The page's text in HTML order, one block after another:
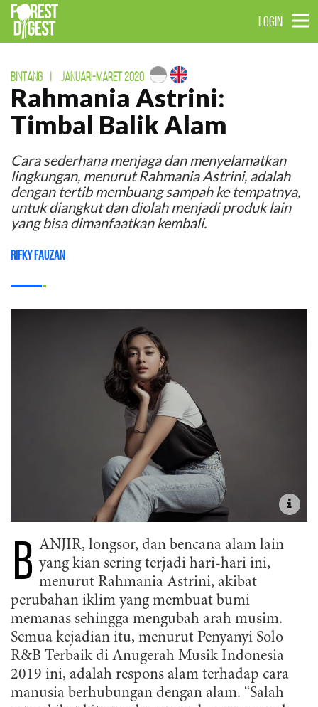
LOGIN
BINTANG JANUARI-MARET 2020
Rahmania Astrini:
Timbal Balik Alam
Cara sederhana menjaga dan menyelamatkan
lingkungan, menurut Rahmania Astrini, adalah
dengan tertib membuang sampah ke tempatnya,
untuk diangkut dan diolah menjadi produk lain
yang bisa dimanfaatkan kembali.
Rifky Fauzan
B ANJIR, longsor, dan bencana alam lain
yang kian sering terjadi hari-hari ini,
menurut Rahmania Astrini, akibat
perubahan iklim yang membuat bumi
memanas sehingga mengubah arah musim.
Semua kejadian itu, menurut Penyanyi Solo
R&B Terbaik di Anugerah Musik Indonesia
2019 ini, adalah respons alam terhadap cara
manusia berhubungan dengan alam. “Salah